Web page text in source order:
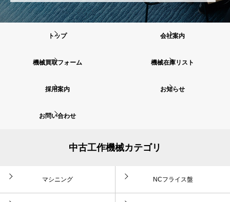
トップ 会社案内
機械買取フォーム 機械在庫リスト
採用案内 お知らせ
お問い合わせ
中古工作機械カテゴリ
マシニング NCフライス盤